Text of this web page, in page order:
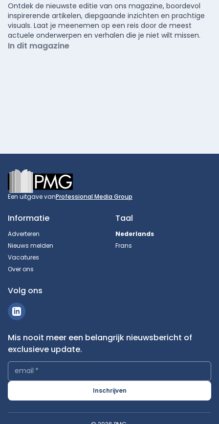
Ontdek de nieuwste editie van ons magazine, boordevol
inspirerende artikelen, diepgaande inzichten en prachtige
visuals. Laat je meenemen op een reis door de meest
actuele onderwerpen en verhalen die je niet wilt missen.
In dit magazine
Footer
Een uitgave vanProfessional Media Group
Informatie
Adverteren
Nieuws melden
Vacatures
Over ons
Taal
Nederlands
Frans
Volg ons
Mis nooit meer een belangrijk nieuwsbericht of
exclusieve update.
email *
Inschrijven